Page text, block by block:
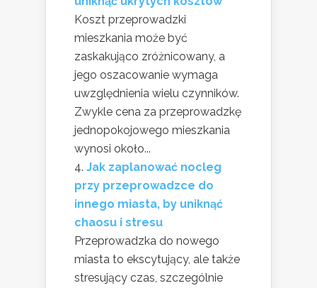
Koszt przeprowadzki
mieszkania może być
zaskakująco zróżnicowany, a
jego oszacowanie wymaga
uwzględnienia wielu czynników.
Zwykle cena za przeprowadzkę
jednopokojowego mieszkania
wynosi około...
Jak zaplanować nocleg
przy przeprowadzce do
innego miasta, by uniknąć
chaosu i stresu
Przeprowadzka do nowego
miasta to ekscytujący, ale także
stresujący czas, szczególnie